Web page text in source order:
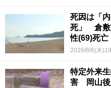
死因は「
死」 倉敷
性(69)死亡
2026/8/6(木
特定外来
害 岡山後